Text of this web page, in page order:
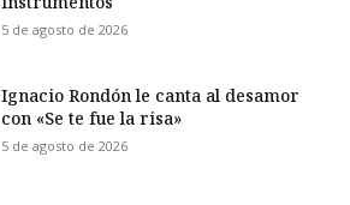
5 de agosto de 2026
Ignacio Rondón le canta al desamor
con «Se te fue la risa»
5 de agosto de 2026